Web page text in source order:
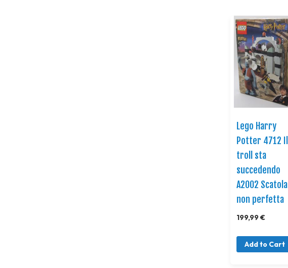
Lego Harry
Potter 4712 Il
troll sta
succedendo
A2002 Scatola
non perfetta
199,99 €
Add to Cart